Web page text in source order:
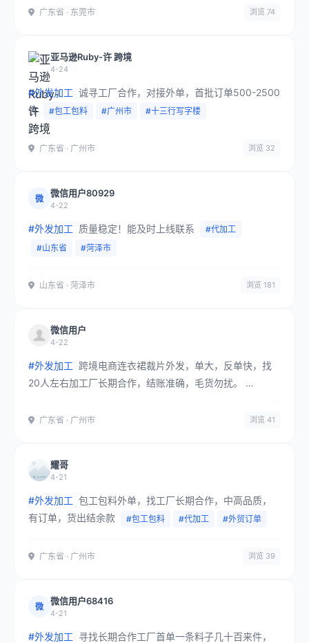
广东省 · 东莞市 浏览 74
亚马逊Ruby-许 跨境
4-24
#外发加工 诚寻工厂合作，对接外单，首批订单500-2500
件
#包工包料 #广州市 #十三行写字楼
广东省 · 广州市 浏览 32
微
微信用户80929
4-22
#外发加工 质量稳定！能及时上线联系
#代加工
#山东省
#菏泽市
山东省 · 菏泽市 浏览 181
微信用户
4-22
#外发加工 跨境电商连衣裙裁片外发，单大，反单快，找
20人左右加工厂长期合作，结账准确，毛货勿扰。
广东省 · 广州市
浏览 41
耀哥
4-21
#外发加工 包工包料外单，找工厂长期合作，中高品质，
有订单，货出结余款
#包工包料 #代加工 #外贸订单
广东省 · 广州市 浏览 39
微
微信用户68416
4-21
#外发加工 寻找长期合作工厂首单一条料子几十百来件，